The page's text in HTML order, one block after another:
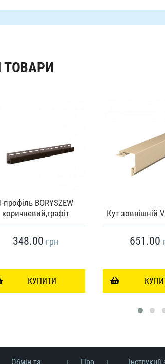
ТОВАРИ
профіль BORYSZEW
коричневий,графіт
348.00 грн
КУПИТИ
Кут зовнішній
651.00